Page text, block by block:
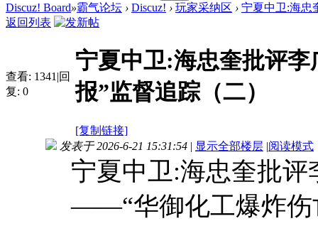
Discuz! Board»霸气论坛 › Discuz! › 玩家采纳区 › 宁夏中卫:海忠
返回列表
查看: 1341 |回
复: 0
宁夏中卫:海忠奎批评
报”监督追踪（二）
[复制链接]
发表于 2026-6-21 15:31:54 | 显示全部楼层 |阅读模式
宁夏中卫:海忠奎批评
——“华御化工爆炸伤